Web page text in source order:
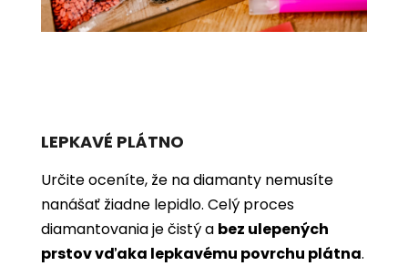
LEPKAVÉ PLÁTNO
Určite oceníte, že na diamanty nemusíte
nanášať žiadne lepidlo. Celý proces
diamantovania je čistý a bez ulepených
prstov vďaka lepkavému povrchu plátna.